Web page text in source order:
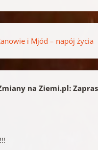
i Mjód – napój życia
na Ziemi.pl: